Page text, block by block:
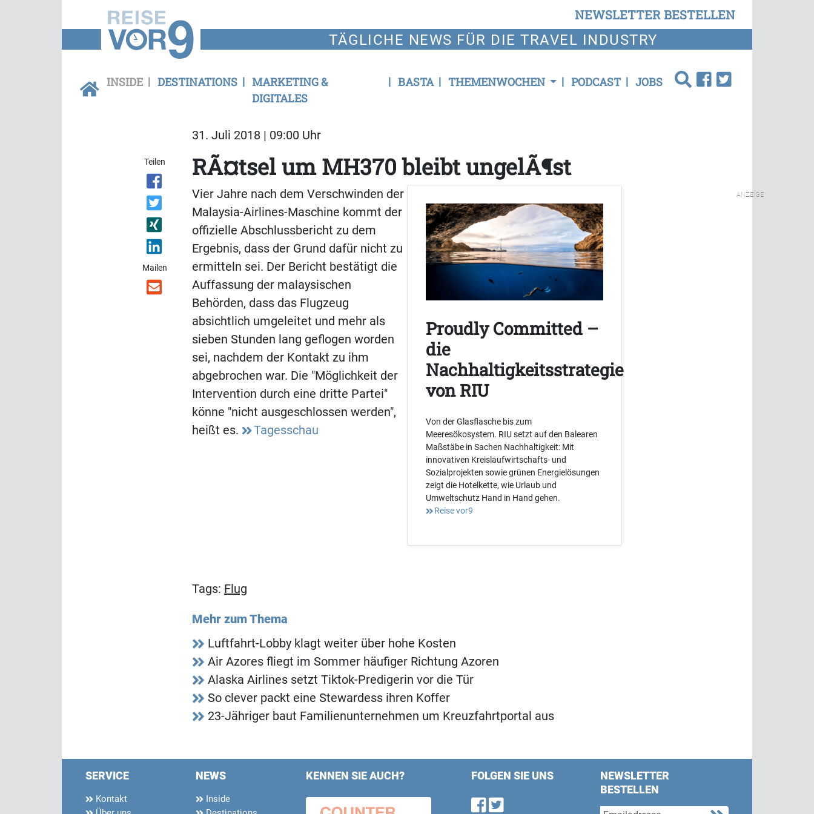
NEWSLETTER BESTELLEN
TÄGLICHE NEWS FÜR DIE TRAVEL INDUSTRY
INSIDE DESTINATIONS
MARKETING &
DIGITALES
BASTA THEMENWOCHEN PODCAST JOBS
31. Juli 2018 | 09:00 Uhr
Teilen
Mailen
RÃ¤tsel um MH370 bleibt ungelÃ¶st
ANZEIGE
Proudly Committed –
die
Nachhaltigkeitsstrategie
von RIU
Von der Glasflasche bis zum
Meeresökosystem. RIU setzt auf den Balearen
Maßstäbe in Sachen Nachhaltigkeit: Mit
innovativen Kreislaufwirtschafts- und
Sozialprojekten sowie grünen Energielösungen
zeigt die Hotelkette, wie Urlaub und
Umweltschutz Hand in Hand gehen.
Reise vor9
Vier Jahre nach dem Verschwinden der
Malaysia-Airlines-Maschine kommt der
offizielle Abschlussbericht zu dem
Ergebnis, dass der Grund dafür nicht zu
ermitteln sei. Der Bericht bestätigt die
Auffassung der malaysischen
Behörden, dass das Flugzeug
absichtlich umgeleitet und mehr als
sieben Stunden lang geflogen worden
sei, nachdem der Kontakt zu ihm
abgebrochen war. Die "Möglichkeit der
Intervention durch eine dritte Partei"
könne "nicht ausgeschlossen werden",
heißt es.
Tagesschau
Tags: Flug
Mehr zum Thema
Luftfahrt-Lobby klagt weiter über hohe Kosten
Air Azores fliegt im Sommer häufiger Richtung Azoren
Alaska Airlines setzt Tiktok-Predigerin vor die Tür
So clever packt eine Stewardess ihren Koffer
23-Jähriger baut Familienunternehmen um Kreuzfahrtportal aus
SERVICE
Kontakt
NEWS
Inside
KENNEN SIE AUCH? FOLGEN SIE UNS
Find us on Facebook
Follow us on Twitter
NEWSLETTER
BESTELLEN